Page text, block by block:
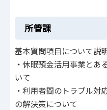
所管課
基本質問項目について説
・休眠預金活用事業とあ
いて
・利用者間のトラブル対
の解決策について